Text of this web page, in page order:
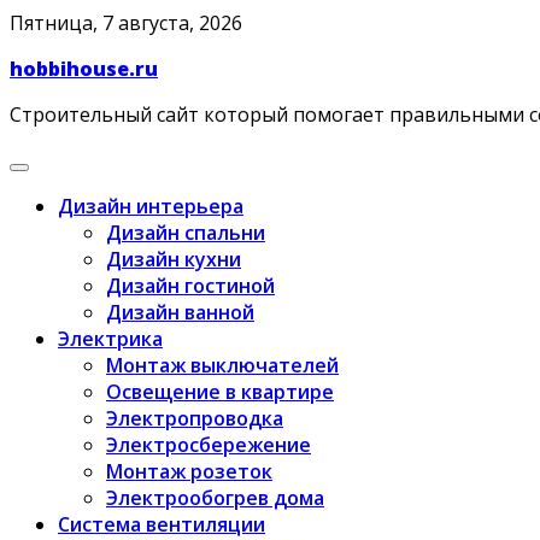
Skip
content
Пятница, 7 августа, 2026
hobbihouse.ru
Строительный сайт который помогает правильными
Дизайн интерьера
Дизайн спальни
Дизайн кухни
Дизайн гостиной
Дизайн ванной
Электрика
Монтаж выключателей
Освещение в квартире
Электропроводка
Электросбережение
Монтаж розеток
Электрообогрев дома
Система вентиляции